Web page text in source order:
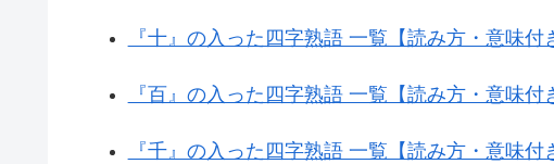
『十』の入った四字熟語 一覧【読み方・意味付
『百』の入った四字熟語 一覧【読み方・意味付
『千』の入った四字熟語 一覧【読み方・意味付